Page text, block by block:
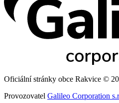
Oficiální stránky obce Rakvice ©
Provozovatel Galileo Corporation